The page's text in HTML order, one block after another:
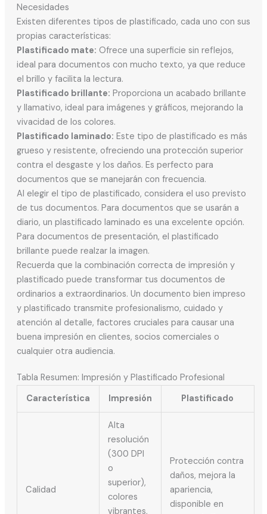
Necesidades
Existen diferentes tipos de plastificado, cada uno con sus
propias características:
Plastificado mate: Ofrece una superficie sin reflejos,
ideal para documentos con mucho texto, ya que reduce
el brillo y facilita la lectura.
Plastificado brillante: Proporciona un acabado brillante
y llamativo, ideal para imágenes y gráficos, mejorando la
vivacidad de los colores.
Plastificado laminado: Este tipo de plastificado es más
grueso y resistente, ofreciendo una protección superior
contra el desgaste y los daños. Es perfecto para
documentos que se manejarán con frecuencia.
Al elegir el tipo de plastificado, considera el uso previsto
de tus documentos. Para documentos que se usarán a
diario, un plastificado laminado es una excelente opción.
Para documentos de presentación, el plastificado
brillante puede realzar la imagen.
Recuerda que la combinación correcta de impresión y
plastificado puede transformar tus documentos de
ordinarios a extraordinarios. Un documento bien impreso
y plastificado transmite profesionalismo, cuidado y
atención al detalle, factores cruciales para causar una
buena impresión en clientes, socios comerciales o
cualquier otra audiencia.
Tabla Resumen: Impresión y Plastificado Profesional
Característica
Impresión Plastificado
Calidad
Alta
resolución
(300 DPI
o
superior),
colores
vibrantes,
Protección contra
daños, mejora la
apariencia,
disponible en